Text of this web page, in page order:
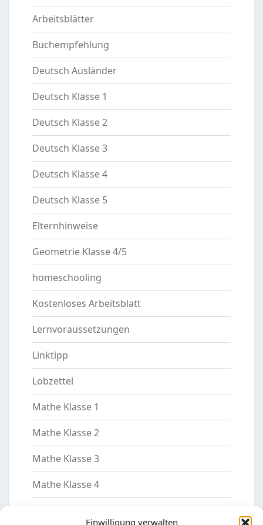
Einwilligung verwalten
Arbeitsblätter
Buchempfehlung
Deutsch Ausländer
Deutsch Klasse 1
Deutsch Klasse 2
Deutsch Klasse 3
Deutsch Klasse 4
Deutsch Klasse 5
Elternhinweise
Geometrie Klasse 4/5
homeschooling
Kostenloses Arbeitsblatt
Lernvoraussetzungen
Linktipp
Lobzettel
Mathe Klasse 1
Mathe Klasse 2
Mathe Klasse 3
Mathe Klasse 4